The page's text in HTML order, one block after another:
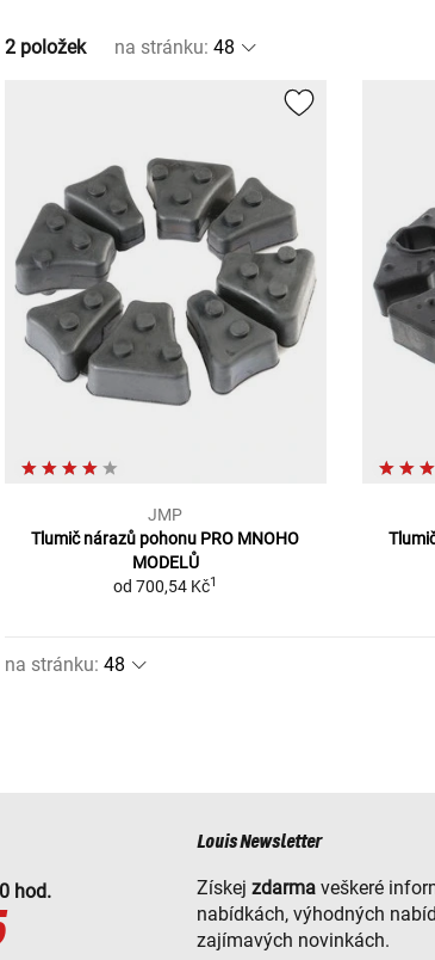
2 položek na stránku:
JMP
Tlumič nárazů pohonu PRO MNOHO
MODELŮ
od700,54 Kč1
na stránku:
hod.
Louis Newsletter
Získej zdarma veškeré
nabídkách, výhodných
zajímavých novinkách.